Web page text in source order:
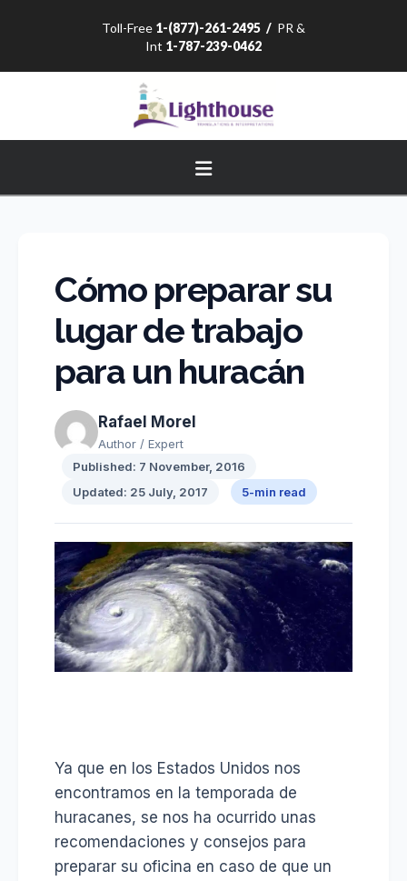
Toll-Free 1-(877)-261-2495/ PR &
Int 1-787-239-0462
Navigation
Cómo preparar su
lugar de trabajo
para un huracán
Rafael Morel
Author / Expert
Published: 7 November, 2016
Updated: 25 July, 2017
5-min read
Ya que en los Estados Unidos nos
encontramos en la temporada de
huracanes, se nos ha ocurrido unas
recomendaciones y consejos para
preparar su oficina en caso de que un